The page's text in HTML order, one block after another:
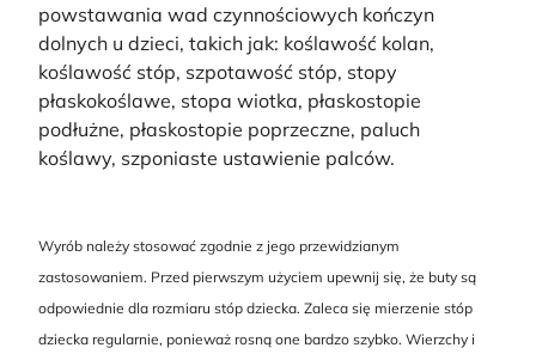
powstawania wad czynnościowych kończyn
dolnych u dzieci, takich jak: koślawość kolan,
koślawość stóp, szpotawość stóp, stopy
płaskokoślawe, stopa wiotka, płaskostopie
podłużne, płaskostopie poprzeczne, paluch
koślawy, szponiaste ustawienie palców.
Wyrób należy stosować zgodnie z jego przewidzianym
zastosowaniem. Przed pierwszym użyciem upewnij się, że buty są
odpowiednie dla rozmiaru stóp dziecka. Zaleca się mierzenie stóp
dziecka regularnie, ponieważ rosną one bardzo szybko. Wierzchy i